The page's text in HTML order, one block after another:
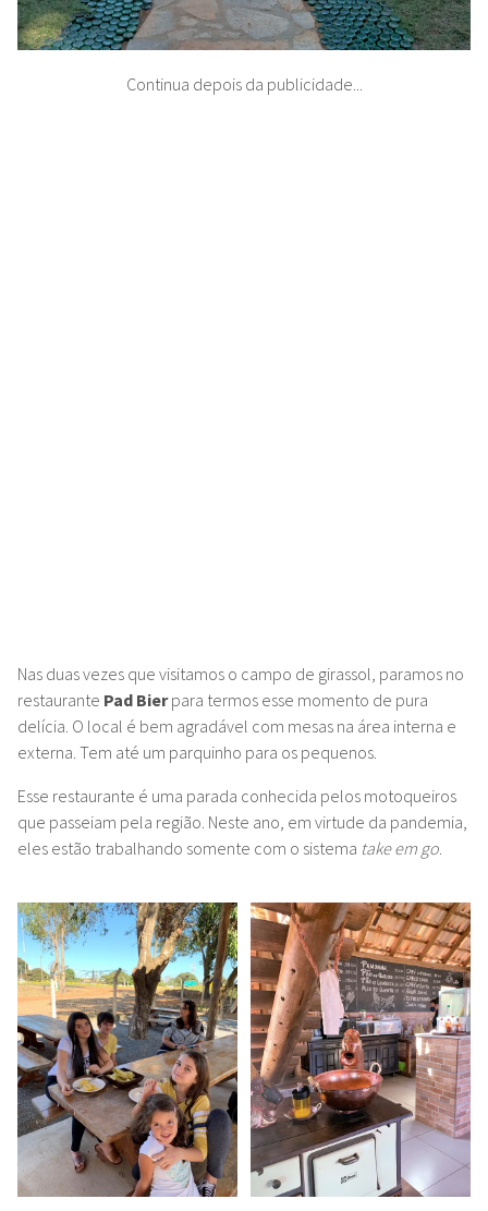
Continua depois da publicidade...
Nas duas vezes que visitamos o campo de girassol, paramos no
restaurante Pad Bierpara termos esse momento de pura
delícia. O local é bem agradável com mesas na área interna e
externa. Tem até um parquinho para os pequenos.
Esse restaurante é uma parada conhecida pelos motoqueiros
que passeiam pela região. Neste ano, em virtude da pandemia,
eles estão trabalhando somente com o sistema take em go.